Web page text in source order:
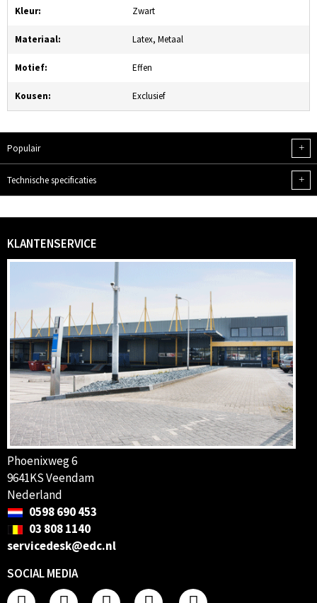
Kleur: Zwart
Materiaal: Latex, Metaal
Motief: Effen
Kousen: Exclusief
Populair +
Technische specificaties +
KLANTENSERVICE
Phoenixweg 6
9641KS Veendam
Nederland
0598 690 453
03 808 1140
servicedesk@edc.nl
SOCIAL MEDIA